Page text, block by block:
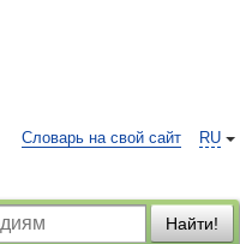
RU
Словарь на свой сайт
Найти!